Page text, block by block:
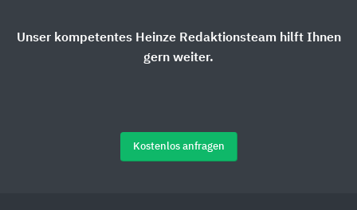
Unser kompetentes Heinze Redaktionsteam hilft Ihnen
gern weiter.
Kostenlos anfragen